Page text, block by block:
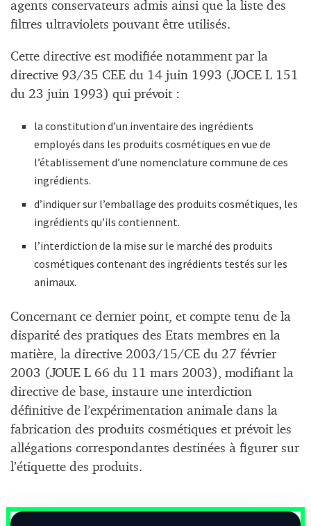
agents conservateurs admis ainsi que la liste des
filtres ultraviolets pouvant être utilisés.
Cette directive est modifiée notamment par la
directive 93/35 CEE du 14 juin 1993 (JOCE L 151
du 23 juin 1993) qui prévoit :
la constitution d’un inventaire des ingrédients
employés dans les produits cosmétiques en vue de
l’établissement d’une nomenclature commune de ces
ingrédients.
d’indiquer sur l’emballage des produits cosmétiques, les
ingrédients qu’ils contiennent.
l’interdiction de la mise sur le marché des produits
cosmétiques contenant des ingrédients testés sur les
animaux.
Concernant ce dernier point, et compte tenu de la
disparité des pratiques des Etats membres en la
matière, la directive 2003/15/CE du 27 février
2003 (JOUE L 66 du 11 mars 2003), modifiant la
directive de base, instaure une interdiction
définitive de l’expérimentation animale dans la
fabrication des produits cosmétiques et prévoit les
allégations correspondantes destinées à figurer sur
l’étiquette des produits.